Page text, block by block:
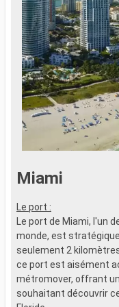
Miami
Le port :
Le port de Miami, l'un
monde, est
seulement 2
ce port est aisément
métromover, offrant
souhaitant découvrir